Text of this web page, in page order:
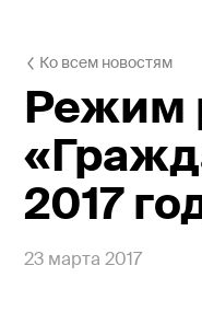
Новости
Рейтинги
Тарифы и
Реквизиты
Лицензии
Ко всем новостям
Режим
2017
23 марта 2017